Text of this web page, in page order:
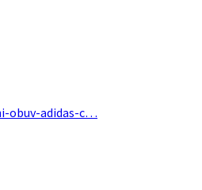
obuv-adidas-c…